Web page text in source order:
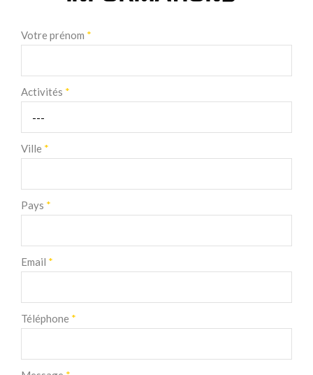
Votre prénom *
Activités *
Ville *
Pays *
Email *
Téléphone *